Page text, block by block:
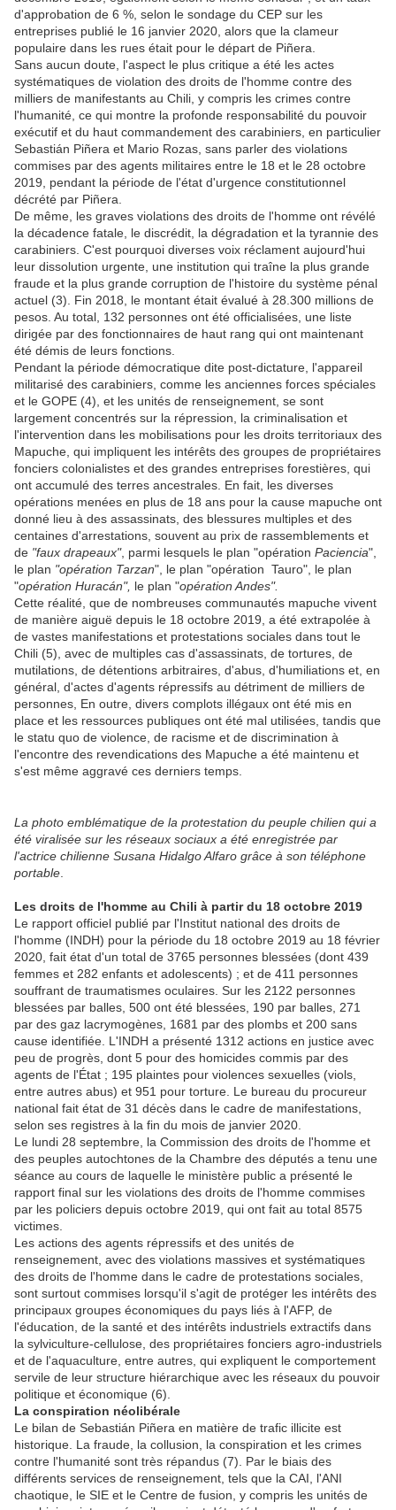
d'approbation de 6 %, selon le sondage du CEP sur les
entreprises publié le 16 janvier 2020, alors que la clameur
populaire dans les rues était pour le départ de Piñera.
Sans aucun doute, l'aspect le plus critique a été les actes
systématiques de violation des droits de l'homme contre des
milliers de manifestants au Chili, y compris les crimes contre
l'humanité, ce qui montre la profonde responsabilité du pouvoir
exécutif et du haut commandement des carabiniers, en particulier
Sebastián Piñera et Mario Rozas, sans parler des violations
commises par des agents militaires entre le 18 et le 28 octobre
2019, pendant la période de l'état d'urgence constitutionnel
décrété par Piñera.
De même, les graves violations des droits de l'homme ont révélé
la décadence fatale, le discrédit, la dégradation et la tyrannie des
carabiniers. C'est pourquoi diverses voix réclament aujourd'hui
leur dissolution urgente, une institution qui traîne la plus grande
fraude et la plus grande corruption de l'histoire du système pénal
actuel (3). Fin 2018, le montant était évalué à 28.300 millions de
pesos. Au total, 132 personnes ont été officialisées, une liste
dirigée par des fonctionnaires de haut rang qui ont maintenant
été démis de leurs fonctions.
Pendant la période démocratique dite post-dictature, l'appareil
militarisé des carabiniers, comme les anciennes forces spéciales
et le GOPE (4), et les unités de renseignement, se sont
largement concentrés sur la répression, la criminalisation et
l'intervention dans les mobilisations pour les droits territoriaux des
Mapuche, qui impliquent les intérêts des groupes de propriétaires
fonciers colonialistes et des grandes entreprises forestières, qui
ont accumulé des terres ancestrales. En fait, les diverses
opérations menées en plus de 18 ans pour la cause mapuche ont
donné lieu à des assassinats, des blessures multiples et des
centaines d'arrestations, souvent au prix de rassemblements et
de "faux drapeaux", parmi lesquels le plan "opération Paciencia",
le plan "opération Tarzan", le plan "opération Tauro", le plan
"opération Huracán", le plan "opération Andes".
Cette réalité, que de nombreuses communautés mapuche vivent
de manière aiguë depuis le 18 octobre 2019, a été extrapolée à
de vastes manifestations et protestations sociales dans tout le
Chili (5), avec de multiples cas d'assassinats, de tortures, de
mutilations, de détentions arbitraires, d'abus, d'humiliations et, en
général, d'actes d'agents répressifs au détriment de milliers de
personnes, En outre, divers complots illégaux ont été mis en
place et les ressources publiques ont été mal utilisées, tandis que
le statu quo de violence, de racisme et de discrimination à
l'encontre des revendications des Mapuche a été maintenu et
s'est même aggravé ces derniers temps.
La photo emblématique de la protestation du peuple chilien qui a
été viralisée sur les réseaux sociaux a été enregistrée par
l'actrice chilienne Susana Hidalgo Alfaro grâce à son téléphone
portable
Les droits de l'homme au Chili à partir du 18 octobre 2019
Le rapport officiel publié par l'Institut national des droits de
l'homme (INDH) pour la période du 18 octobre 2019 au 18 février
2020, fait état d'un total de 3765 personnes blessées (dont 439
femmes et 282 enfants et adolescents) ; et de 411 personnes
souffrant de traumatismes oculaires. Sur les 2122 personnes
blessées par balles, 500 ont été blessées, 190 par balles, 271
par des gaz lacrymogènes, 1681 par des plombs et 200 sans
cause identifiée. L'INDH a présenté 1312 actions en justice avec
peu de progrès, dont 5 pour des homicides commis par des
agents de l'État ; 195 plaintes pour violences sexuelles (viols,
entre autres abus) et 951 pour torture. Le bureau du procureur
national fait état de 31 décès dans le cadre de manifestations,
selon ses registres à la fin du mois de janvier 2020.
Le lundi 28 septembre, la Commission des droits de l'homme et
des peuples autochtones de la Chambre des députés a tenu une
séance au cours de laquelle le ministère public a présenté le
rapport final sur les violations des droits de l'homme commises
par les policiers depuis octobre 2019, qui ont fait au total 8575
victimes.
Les actions des agents répressifs et des unités de
renseignement, avec des violations massives et systématiques
des droits de l'homme dans le cadre de protestations sociales,
sont surtout commises lorsqu'il s'agit de protéger les intérêts des
principaux groupes économiques du pays liés à l'AFP, de
l'éducation, de la santé et des intérêts industriels extractifs dans
la sylviculture-cellulose, des propriétaires fonciers agro-industriels
et de l'aquaculture, entre autres, qui expliquent le comportement
servile de leur structure hiérarchique avec les réseaux du pouvoir
politique et économique (6).
La conspiration néolibérale
Le bilan de Sebastián Piñera en matière de trafic illicite est
historique. La fraude, la collusion, la conspiration et les crimes
contre l'humanité sont très répandus (7). Par le biais des
différents services de renseignement, tels que la CAI, l'ANI
chaotique, le SIE et le Centre de fusion, y compris les unités de